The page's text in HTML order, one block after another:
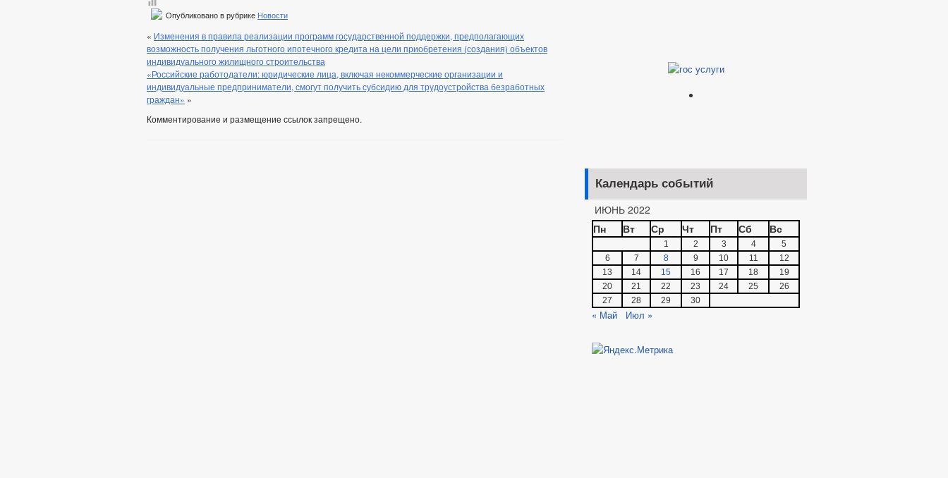
Опубликовано в рубрике Новости
« Изменения в правила реализации программ государственной поддержки, предполагающих
возможность получения льготного ипотечного кредита на цели приобретения (создания) объектов
индивидуального жилищного строительства
«Российские работодатели: юридические лица, включая некоммерческие организации и
индивидуальные предприниматели, смогут получить субсидию для трудоустройства безработных
граждан» »
Комментирование и размещение ссылок запрещено.
Календарь событий
ИЮНЬ 2022
Пн
Вт Ср Чт Пт Сб Вс
1 2 3 4
5
6
7 8 9 10 11
12
13
14 15 16 17 18
19
20
21 22 23 24 25
26
27
28 29 30
« Май Июл »